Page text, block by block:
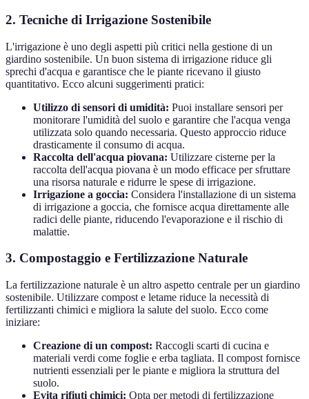
2. Tecniche di Irrigazione Sostenibile
L'irrigazione è uno degli aspetti più critici nella gestione di un
giardino sostenibile. Un buon sistema di irrigazione riduce gli
sprechi d'acqua e garantisce che le piante ricevano il giusto
quantitativo. Ecco alcuni suggerimenti pratici:
Utilizzo di sensori di umidità: Puoi installare sensori per
monitorare l'umidità del suolo e garantire che l'acqua venga
utilizzata solo quando necessaria. Questo approccio riduce
drasticamente il consumo di acqua.
Raccolta dell'acqua piovana: Utilizzare cisterne per la
raccolta dell'acqua piovana è un modo efficace per sfruttare
una risorsa naturale e ridurre le spese di irrigazione.
Irrigazione a goccia: Considera l'installazione di un sistema
di irrigazione a goccia, che fornisce acqua direttamente alle
radici delle piante, riducendo l'evaporazione e il rischio di
malattie.
3. Compostaggio e Fertilizzazione Naturale
La fertilizzazione naturale è un altro aspetto centrale per un giardino
sostenibile. Utilizzare compost e letame riduce la necessità di
fertilizzanti chimici e migliora la salute del suolo. Ecco come
iniziare:
Creazione di un compost: Raccogli scarti di cucina e
materiali verdi come foglie e erba tagliata. Il compost fornisce
nutrienti essenziali per le piante e migliora la struttura del
suolo.
Evita rifiuti chimici: Opta per metodi di fertilizzazione